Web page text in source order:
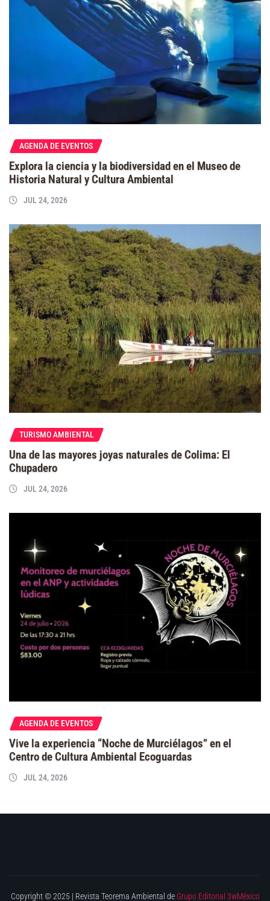
AGENDA DE EVENTOS
Explora la ciencia y la biodiversidad en el Museo de
Historia Natural y Cultura Ambiental
JUL 24, 2026
TURISMO AMBIENTAL
Una de las mayores joyas naturales de Colima: El
Chupadero
JUL 24, 2026
AGENDA DE EVENTOS
Vive la experiencia “Noche de Murciélagos” en el
Centro de Cultura Ambiental Ecoguardas
JUL 24, 2026
Copyright © 2025 | Revista Teorema Ambiental de Grupo Editorial 3wMéxico